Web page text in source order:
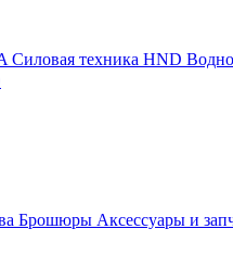
Силовая техника HND
Брошюры Аксессуары и